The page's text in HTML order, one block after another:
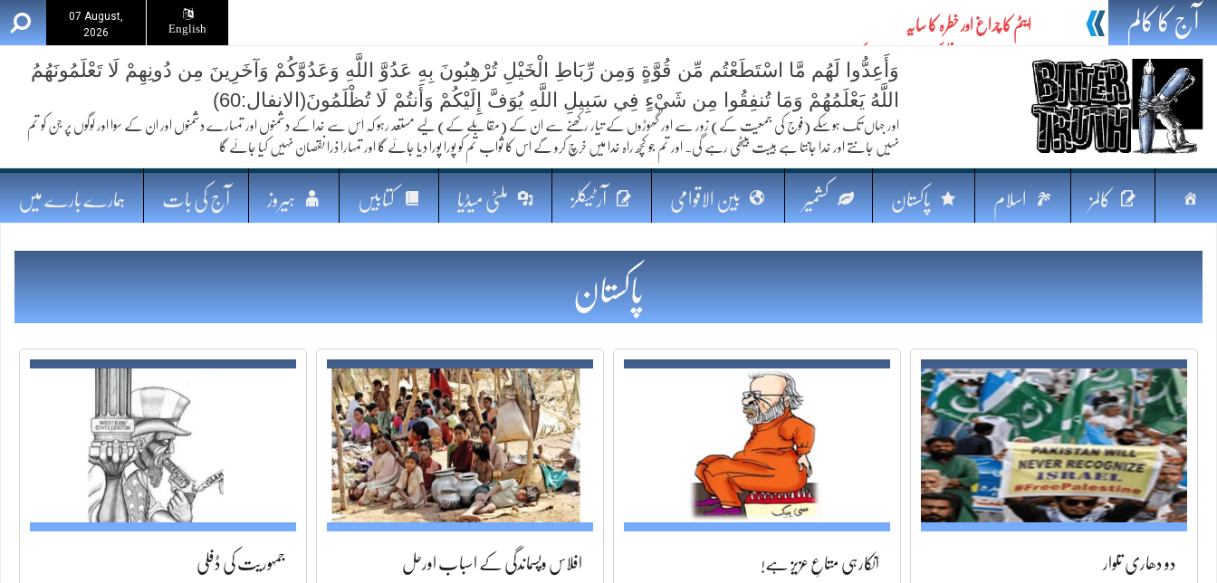
07 August,
2026
English آج کا کالم ایٹم کا چراغ اور خطرہ کا سایہ
تیل،تلواراورتدبر:خلیج کی بدلتی بساط پرپاکستان
ایٹم کا نیا افق: طاقت، سیاست اور مشرقِ وسطیٰ کا مستقبل
فکرِ اقبال اورامنِ عالم میں پاکستان کاکردار
جہاں ایک لہر دنیا بدل سکتی ہے
پردہ وبیانیہ
وَأَعِدُّوا لَهُم مَّا اسْتَطَعْتُم مِّن قُوَّةٍ وَمِن رِّبَاطِ الْخَيْلِ تُرْهِبُونَ بِهِ عَدُوَّ اللَّهِ وَعَدُوَّكُمْ وَآخَرِينَ مِن دُونِهِمْ لَا تَعْلَمُونَهُمُ
اللَّهُ يَعْلَمُهُمْ وَمَا تُنفِقُوا مِن شَيْءٍ فِي سَبِيلِ اللَّهِ يُوَفَّ إِلَيْكُمْ وَأَنتُمْ لَا تُظْلَمُونَ(الانفال:60)
اور جہاں تک ہوسکے (فوج کی جمعیت کے) زور سے اور گھوڑوں کے تیار رکھنے سے ان کے (مقابلے کے) لیے مستعد رہو کہ اس سے خدا کے دشمنوں اور تمہارے دشمنوں اور ان کے سوا اور لوگوں پر جن کو تم
نہیں جانتے اور خدا جانتا ہے ہیبت بیٹھی رہے گی۔ اور تم جو کچھ راہ خدا میں خرچ کرو گے اس کا ثواب تم کو پورا پورا دیا جائے گا اور تمہارا ذرا نقصان نہیں کیا جائے گا
صفحہ
اوّل
کالمز اسلام پاکستان کشمیر بین الاقوامی آرٹیکلز ملٹی میڈیا کتابیں ہیروز آج کی بات ہمارے بارے میں
پاکستان
دو دھاری تلوار انکارہی متاعِ عزیز ہے! افلاس وپسماندگی کے اسباب اورحل جمہوریت کی ڈفلی